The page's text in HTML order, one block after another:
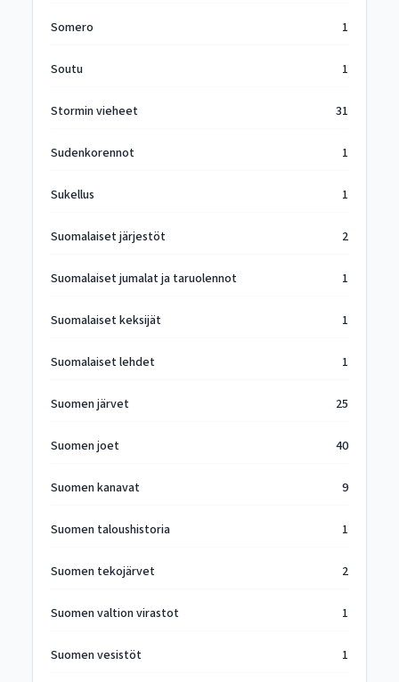
Somero 1
Soutu 1
Stormin vieheet 31
Sudenkorennot 1
Sukellus 1
Suomalaiset järjestöt 2
Suomalaiset jumalat ja taruolennot 1
Suomalaiset keksijät 1
Suomalaiset lehdet 1
Suomen järvet 25
Suomen joet 40
Suomen kanavat 9
Suomen taloushistoria 1
Suomen tekojärvet 2
Suomen valtion virastot 1
Suomen vesistöt 1